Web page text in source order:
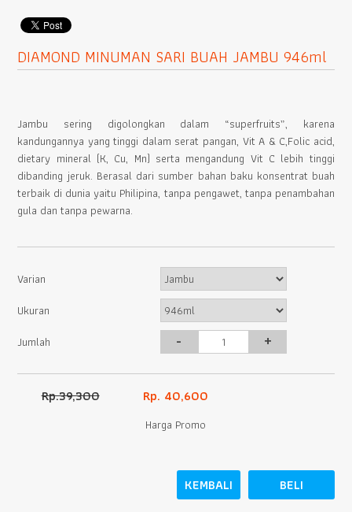
DIAMOND MINUMAN SARI BUAH JAMBU 946ml
Jambu sering digolongkan dalam “superfruits”, karena
kandungannya yang tinggi dalam serat pangan, Vit A & C,Folic acid,
dietary mineral (K, Cu, Mn) serta mengandung Vit C lebih tinggi
dibanding jeruk. Berasal dari sumber bahan baku konsentrat buah
terbaik di dunia yaitu Philipina, tanpa pengawet, tanpa penambahan
gula dan tanpa pewarna.
Varian
Ukuran
Jumlah
- +
Rp.39,300 Rp. 40,600
Harga Promo
BELI
KEMBALI